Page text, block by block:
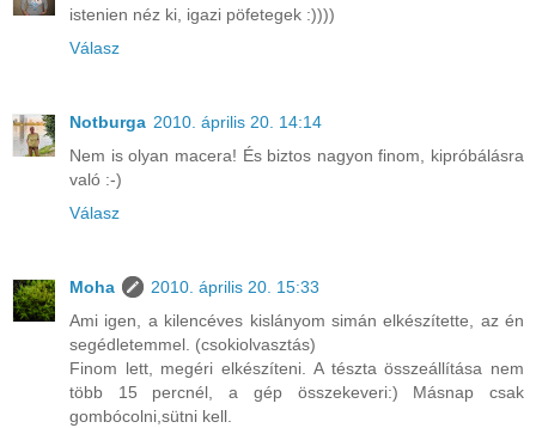
istenien néz ki, igazi pöfetegek :))))
Válasz
Notburga 2010. április 20. 14:14
Nem is olyan macera! És biztos nagyon finom, kipróbálásra
való :-)
Válasz
Moha
2010. április 20. 15:33
Ami igen, a kilencéves kislányom simán elkészítette, az én
segédletemmel. (csokiolvasztás)
Finom lett, megéri elkészíteni. A tészta összeállítása nem
több 15 percnél, a gép összekeveri:) Másnap csak
gombócolni,sütni kell.